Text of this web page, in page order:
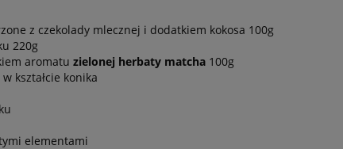
z czekolady mlecznej i dodatkiem kokosa 100g
220g
aromatu zielonej herbaty matcha 100g
w kształcie konika
elementami